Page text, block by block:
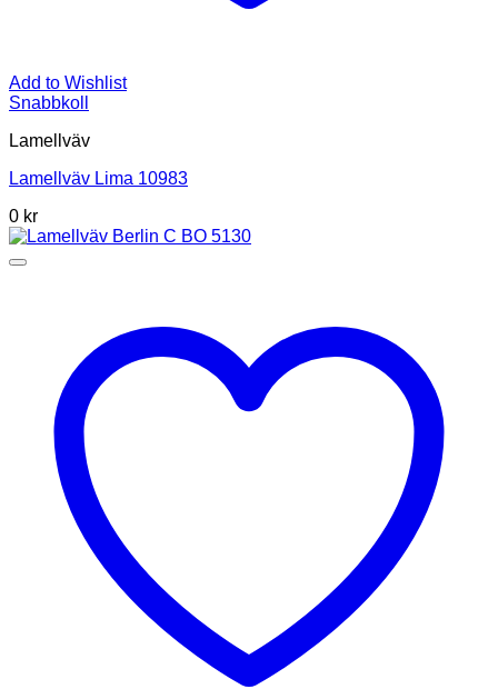
Add to Wishlist
Snabbkoll
Lamellväv
Lamellväv Lima 10983
0 kr